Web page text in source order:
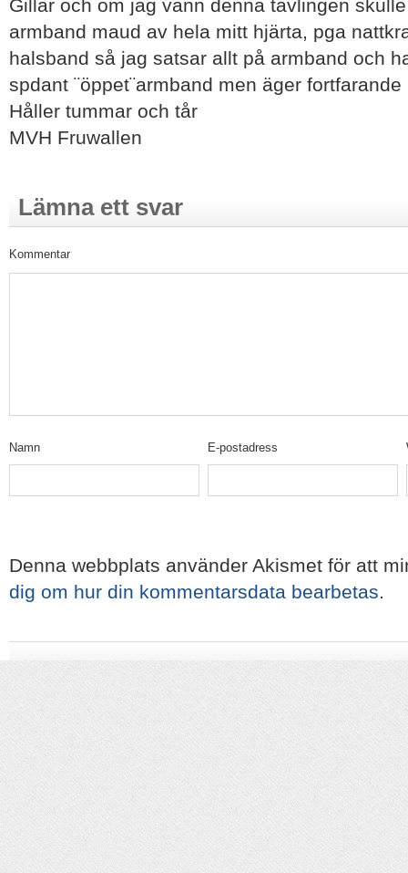
Gillar och om jag vann denna tävlingen
armband maud av hela mitt hjärta, pga
halsband så jag satsar allt på armband och
spdant ¨öppet¨armband men äger fortfarande
Håller tummar och tår
MVH Fruwallen
Lämna ett svar
Kommentar
Namn E-postadress
Denna webbplats använder Akismet för att
dig om hur din kommentarsdata bearbetas.